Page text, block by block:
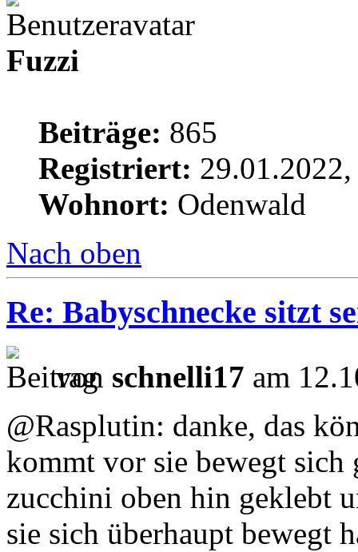
Fuzzi
Beiträge: 865
Registriert:
Wohnort: Odenwald
Nach oben
Re: Babyschnecke sitzt
von schnelli17 am
@Rasplutin: danke, das
kommt vor sie bewegt sich
zucchini oben hin geklebt
sie sich überhaupt bewegt